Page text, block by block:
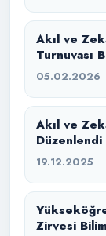
Akıl ve
Turnuvası
05.02.2026
Akıl ve
Düzenlendi
19.12.2025
Zirvesi